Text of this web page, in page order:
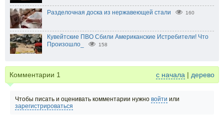
Разделочная доска из нержавеющей стали 160
Кувейтские ПВО Сбили Американские Истребители! Что
Произошло_
158
Комментарии 1 с начала | дерево
Чтобы писать и оценивать комментарии нужно войти или
зарегистрироваться